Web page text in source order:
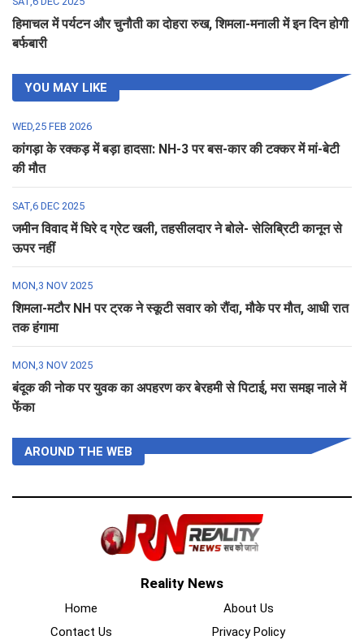
हिमाचल में पर्यटन और चुनौती का दोहरा रुख, शिमला-मनाली में इन दिन होगी
बर्फबारी
YOU MAY LIKE
WED,25 FEB 2026
कांगड़ा के रक्कड़ में बड़ा हादसा: NH-3 पर बस-कार की टक्कर में मां-बेटी
की मौत
SAT,6 DEC 2025
जमीन विवाद में घिरे द ग्रेट खली, तहसीलदार ने बोले- सेलिब्रिटी कानून से
ऊपर नहीं
MON,3 NOV 2025
शिमला-मटौर NH पर ट्रक ने स्कूटी सवार को रौंदा, मौके पर मौत, आधी रात
तक हंगामा
MON,3 NOV 2025
बंदूक की नोक पर युवक का अपहरण कर बेरहमी से पिटाई, मरा समझ नाले में
फेंका
AROUND THE WEB
Reality News
Home
About Us
Contact Us
Privacy Policy